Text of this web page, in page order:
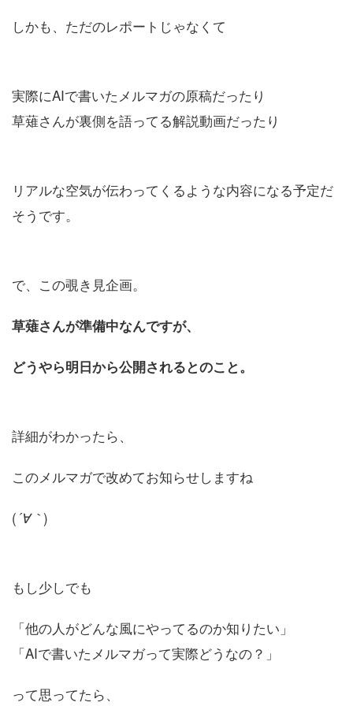
しかも、ただのレポートじゃなくて
実際にAIで書いたメルマガの原稿だったり
草薙さんが裏側を語ってる解説動画だったり
リアルな空気が伝わってくるような内容になる予定だ
そうです。
で、この覗き見企画。
草薙さんが準備中なんですが、
どうやら明日から公開されるとのこと。
詳細がわかったら、
このメルマガで改めてお知らせしますね
( ´∀｀)
もし少しでも
「他の人がどんな風にやってるのか知りたい」
「AIで書いたメルマガって実際どうなの？」
って思ってたら、